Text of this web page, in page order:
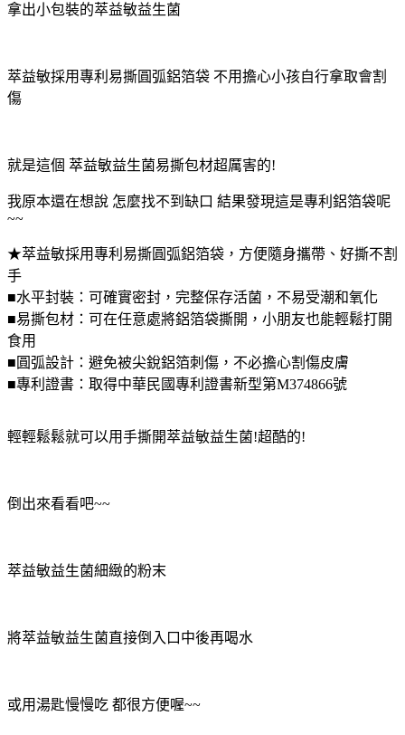
拿出小包裝的萃益敏益生菌
萃益敏採用專利易撕圓弧鋁箔袋 不用擔心小孩自行拿取會割
傷
就是這個 萃益敏益生菌易撕包材超厲害的!
我原本還在想說 怎麼找不到缺口 結果發現這是專利鋁箔袋呢
~~
★萃益敏採用專利易撕圓弧鋁箔袋，方便隨身攜帶、好撕不割
手
■水平封裝：可確實密封，完整保存活菌，不易受潮和氧化
■易撕包材：可在任意處將鋁箔袋撕開，小朋友也能輕鬆打開
食用
■圓弧設計：避免被尖銳鋁箔刺傷，不必擔心割傷皮膚
■專利證書：取得中華民國專利證書新型第M374866號
輕輕鬆鬆就可以用手撕開萃益敏益生菌!超酷的!
倒出來看看吧~~
萃益敏益生菌細緻的粉末
將萃益敏益生菌直接倒入口中後再喝水
或用湯匙慢慢吃 都很方便喔~~